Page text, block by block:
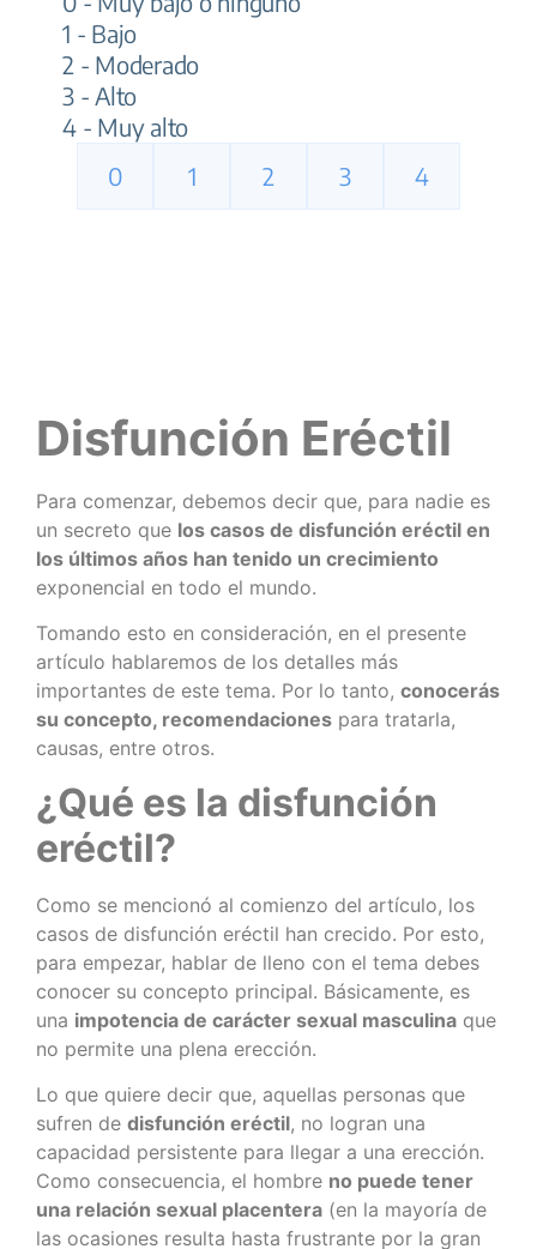
Disfunción Eréctil
Para comenzar, debemos decir que, para nadie es
un secreto que los casos de disfunción eréctil en
los últimos años han tenido un crecimiento
exponencial en todo el mundo.
Tomando esto en consideración, en el presente
artículo hablaremos de los detalles más
importantes de este tema. Por lo tanto, conocerás
su concepto, recomendaciones para tratarla,
causas, entre otros.
¿Qué es la disfunción
eréctil?
Como se mencionó al comienzo del artículo, los
casos de disfunción eréctil han crecido. Por esto,
para empezar, hablar de lleno con el tema debes
conocer su concepto principal. Básicamente, es
una impotencia de carácter sexual masculina que
no permite una plena erección.
Lo que quiere decir que, aquellas personas que
sufren de disfunción eréctil, no logran una
capacidad persistente para llegar a una erección.
Como consecuencia, el hombre no puede tener
una relación sexual placentera (en la mayoría de
las ocasiones resulta hasta frustrante por la gran